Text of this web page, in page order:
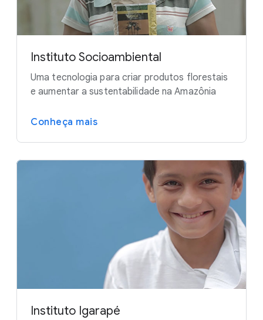
Instituto Socioambiental
Uma tecnologia para criar produtos florestais
e aumentar a sustentabilidade na Amazônia
Conheça mais
Instituto Igarapé